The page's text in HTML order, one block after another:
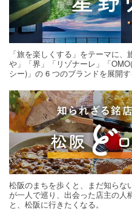
「旅を楽しくする」をテーマに
や」「界」「リゾナーレ」「
シー)」の 6 つのブランドを展開
松阪のまちを歩くと、まだ知らな
が一人で巡り、出会った店主の人
と、松阪に行きたくなる。